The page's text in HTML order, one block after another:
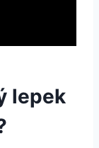
lepek